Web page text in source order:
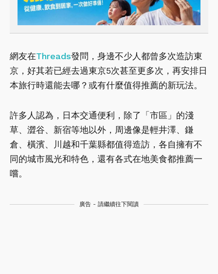
網友在Threads發問，身邊不少人都曾多次造訪東
京，好其若已經去過東京5次甚至更多次，再安排日
本旅行時還能去哪？或有什麼值得推薦的新玩法。
許多人認為，日本交通便利，除了「市區」的淺
草、澀谷、新宿等地以外，周邊像是輕井澤、鎌
倉、橫濱、川越和千葉縣都值得造訪，各自擁有不
同的城市風光和特色，還有各式在地美食都推薦一
嚐。
廣告 - 請繼續往下閱讀